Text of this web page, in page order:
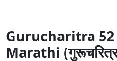
Gurucharitra
Marathi